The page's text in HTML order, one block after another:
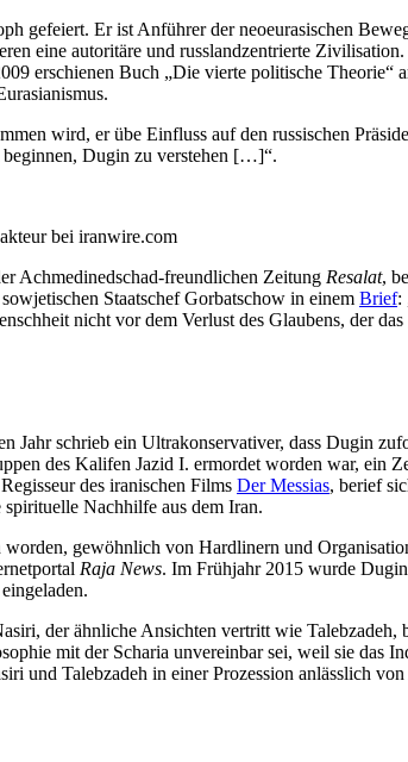
gefeiert. Er ist Anführer der neoeu­ra­si­schen
eine autoritäre und russland­zen­trierte
erschienen Buch „Die vierte politische
wird, er übe Einfluss auf den russi­schen
Dugin zu verstehen […]“.
bei iranwire.com
Achme­di­ned­schad-freund­lichen Zeitung Resalat,
Staatschef Gorbat­schow in einem Brief:
nicht vor dem Verlust des Glaubens, der
schrieb ein Ultra­kon­ser­va­tiver, dass Dugin
des Kalifen Jazid I. ermordet worden war, ein
des irani­schen Films Der Messias, berief
spiri­tuelle Nachhilfe aus dem Iran.
gewöhnlich von Hardlinern und
Raja News. Im Frühjahr 2015 wurde
der ähnliche Ansichten vertritt wie Talebzadeh,
mit der Scharia unver­einbar sei, weil sie das
und Talebzadeh in einer Prozession anlässlich von